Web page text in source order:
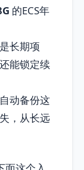
的ECS年
长期项
能锁定续
动备份这
，从长远